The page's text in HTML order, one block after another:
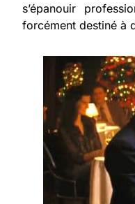
s’épanouir
forcément destiné à